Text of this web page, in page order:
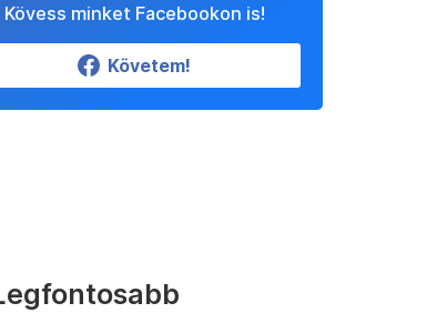
Kövess minket Facebookon is!
Követem!